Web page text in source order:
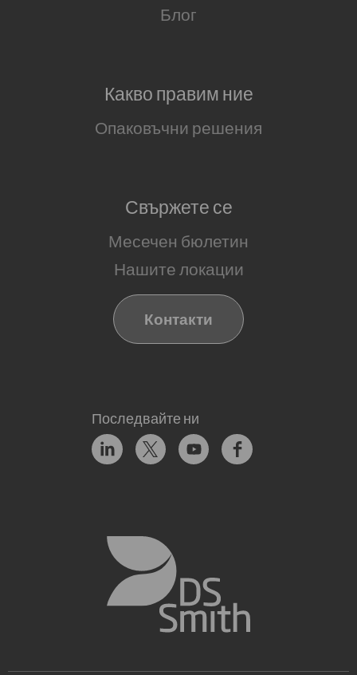
Блог
Какво правим ние
Опаковъчни решения
Свържете се
Месечен бюлетин
Нашите локации
Контакти
Последвайте ни